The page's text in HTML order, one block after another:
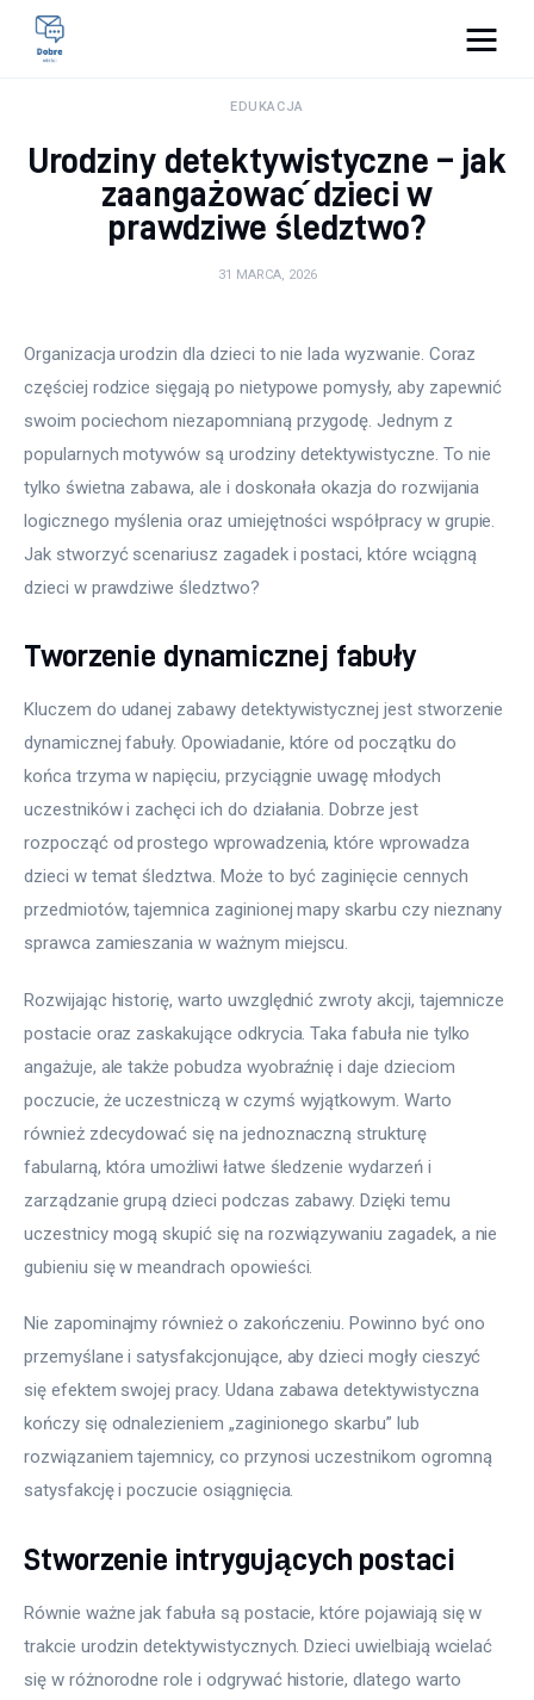
Lifestyle
Kunchnia i kulinaria
Więcej
EDUKACJA
Urodziny detektywistyczne – jak
zaangażować dzieci w
prawdziwe śledztwo?
31 MARCA, 2026
Organizacja urodzin dla dzieci to nie lada wyzwanie. Coraz
częściej rodzice sięgają po nietypowe pomysły, aby zapewnić
swoim pociechom niezapomnianą przygodę. Jednym z
popularnych motywów są urodziny detektywistyczne. To nie
tylko świetna zabawa, ale i doskonała okazja do rozwijania
logicznego myślenia oraz umiejętności współpracy w grupie.
Jak stworzyć scenariusz zagadek i postaci, które wciągną
dzieci w prawdziwe śledztwo?
Tworzenie dynamicznej fabuły
Kluczem do udanej zabawy detektywistycznej jest stworzenie
dynamicznej fabuły. Opowiadanie, które od początku do
końca trzyma w napięciu, przyciągnie uwagę młodych
uczestników i zachęci ich do działania. Dobrze jest
rozpocząć od prostego wprowadzenia, które wprowadza
dzieci w temat śledztwa. Może to być zaginięcie cennych
przedmiotów, tajemnica zaginionej mapy skarbu czy nieznany
sprawca zamieszania w ważnym miejscu.
Rozwijając historię, warto uwzględnić zwroty akcji, tajemnicze
postacie oraz zaskakujące odkrycia. Taka fabuła nie tylko
angażuje, ale także pobudza wyobraźnię i daje dzieciom
poczucie, że uczestniczą w czymś wyjątkowym. Warto
również zdecydować się na jednoznaczną strukturę
fabularną, która umożliwi łatwe śledzenie wydarzeń i
zarządzanie grupą dzieci podczas zabawy. Dzięki temu
uczestnicy mogą skupić się na rozwiązywaniu zagadek, a nie
gubieniu się w meandrach opowieści.
Nie zapominajmy również o zakończeniu. Powinno być ono
przemyślane i satysfakcjonujące, aby dzieci mogły cieszyć
się efektem swojej pracy. Udana zabawa detektywistyczna
kończy się odnalezieniem „zaginionego skarbu” lub
rozwiązaniem tajemnicy, co przynosi uczestnikom ogromną
satysfakcję i poczucie osiągnięcia.
Stworzenie intrygujących postaci
Równie ważne jak fabuła są postacie, które pojawiają się w
trakcie urodzin detektywistycznych. Dzieci uwielbiają wcielać
się w różnorodne role i odgrywać historie, dlatego warto